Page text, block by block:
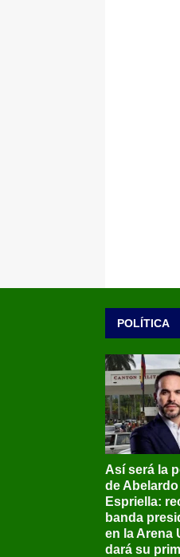
POLÍTICA
Así será la
de
Espriella:
banda
en la Arena
dará su